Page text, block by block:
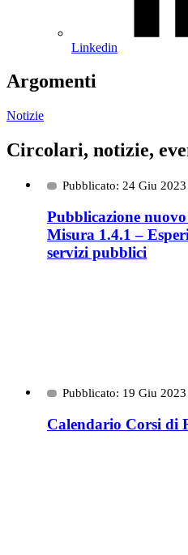
Linkedin
Argomenti
Notizie
Circolari, notizie,
Pubblicato: 24 Giu 2023
Pubblicazione
Misura 1.4.1 –
servizi pubblici
Pubblicato: 19 Giu 2023
Calendario Corsi di